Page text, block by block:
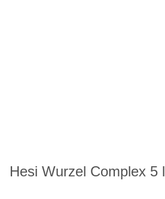
Hesi Wurzel Complex 5 l